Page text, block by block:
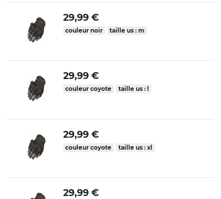
29,99 €
couleur noir taille us : m
29,99 €
couleur coyote taille us : l
29,99 €
couleur coyote taille us : xl
29,99 €